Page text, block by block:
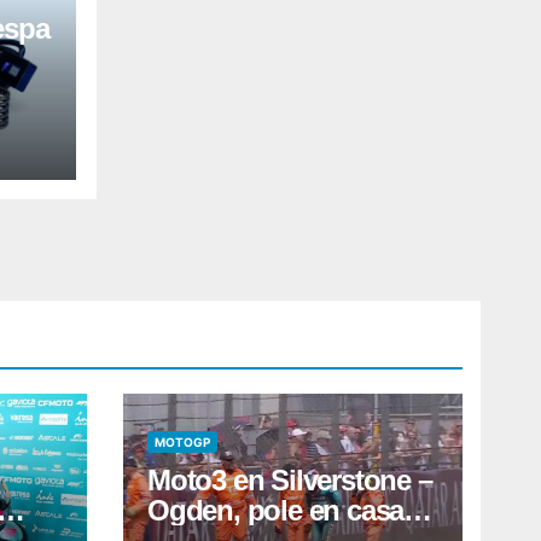
MOTOGP
Moto3 en Silverstone –
Ogden, pole en casa;